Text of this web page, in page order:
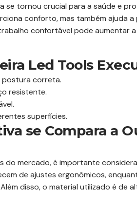
se tornou crucial para a saúde e
conforto, mas também ajuda
confortável pode aumentar
Led Tools
postura correta.
resistente.
superfícies.
se Compara a
do mercado, é importante
de ajustes ergonômicos,
disso, o material utilizado é de